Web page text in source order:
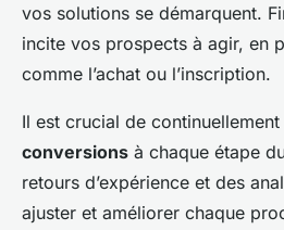
vos solutions se démarquent.
incite vos prospects à agir, en
comme l’achat ou l’inscription.
Il est crucial de
conversions à chaque étape
retours d’expérience et des
ajuster et améliorer chaque